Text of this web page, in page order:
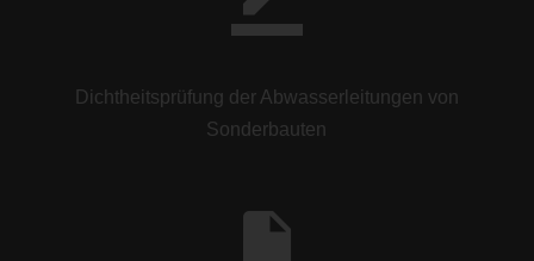
Dichtheitsprüfung der Abwasserleitungen von
Sonderbauten